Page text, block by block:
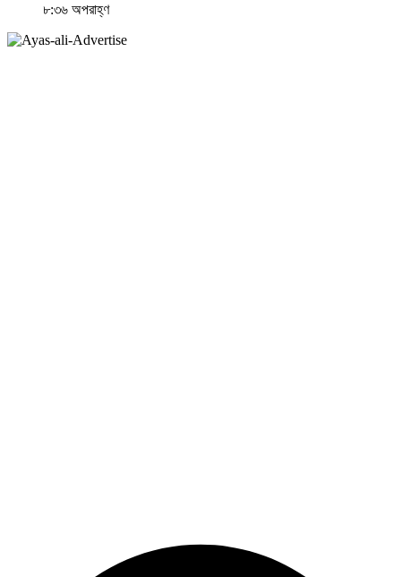
৮:৩৬ অপরাহ্ণ